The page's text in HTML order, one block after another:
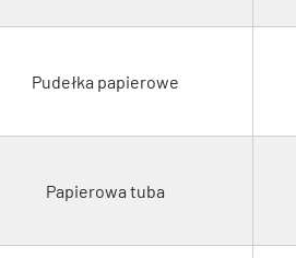
Pudełka papierowe
Papierowa tuba